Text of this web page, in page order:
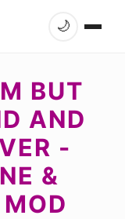
🌙
BUT
AND
-
&